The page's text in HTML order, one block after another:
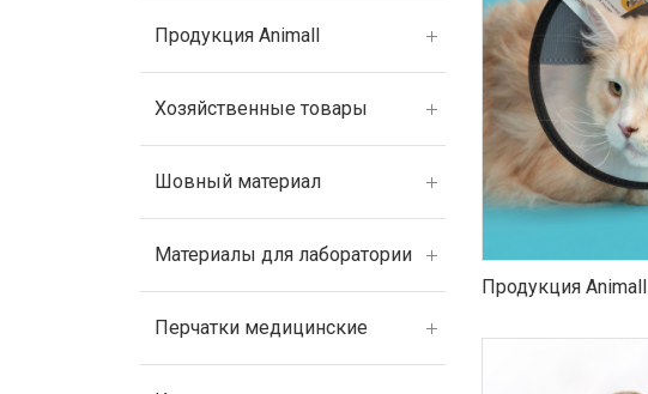
Продукция Animall
Хозяйственные товары
Шовный материал
Материалы для лаборатории
Перчатки медицинские
Продукция Animall